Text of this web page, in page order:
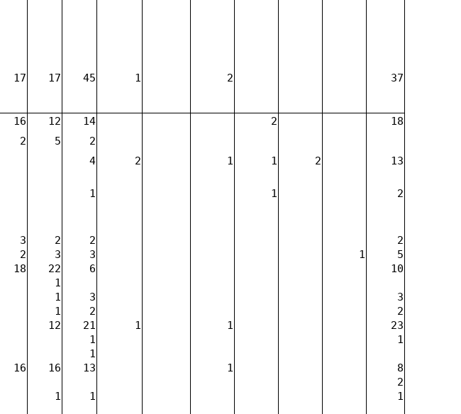
17 17 45 1 2
37
16 12 14 2
18
2 5
2
4 2 1 1 2
13
1 1 2
3 2 2
2
2 3 3 1
5
18 22 6
10
1
1 3
3
1 2
2
12 21 1 1
23
1
1
1
16 16 13 1
8
2
1 1
1